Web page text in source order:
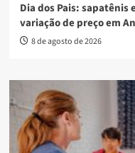
Dia dos Pais:
variação de preço em
8 de agosto de 2026